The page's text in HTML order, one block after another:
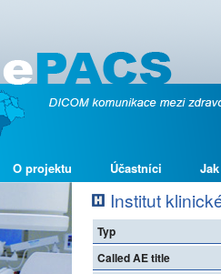
O projektu Účastníci
Institut
Typ
Called AE title